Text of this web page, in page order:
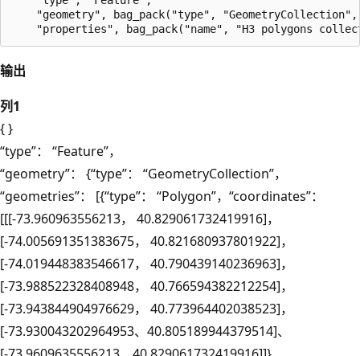
"geometry", bag_pack("type",
输出
列1
{ }
“type”： “Feature”，
“geometry”： {“type”： “GeometryCollection”，
“geometries”： [{“type”： “Polygon”，“coordinates”：
[[[-73.960963556213， 40.829061732419916]，
[-74.005691351383675， 40.821680937801922]，
[-74.019448383546617， 40.790439140236963]，
[-73.988522328408948， 40.766594382212254]，
[-73.943844904976629， 40.773964402038523]，
[-73.930043202964953、40.805189944379514]、